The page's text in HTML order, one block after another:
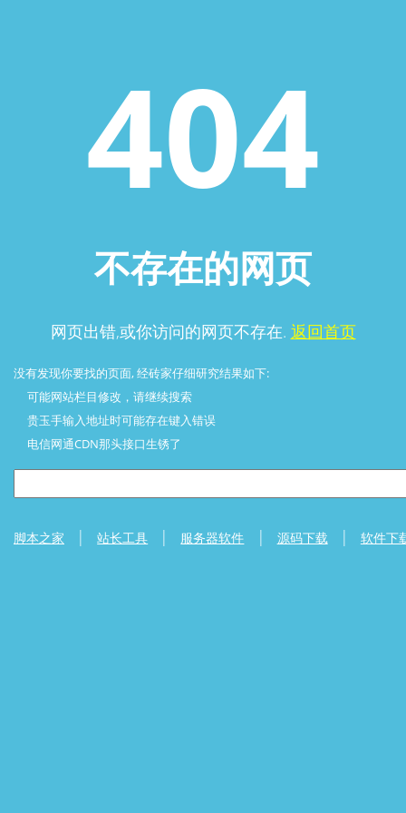
404
不存在的网页
网页出错,或你访问的网页不存在. 返回首页
没有发现你要找的页面, 经砖家仔细研究结果如下:
可能网站栏目修改，请继续搜索
贵玉手输入地址时可能存在键入错误
电信网通CDN那头接口生锈了
脚本之家 |站长工具 | 服务器软件 | 源码下载 | 软件下